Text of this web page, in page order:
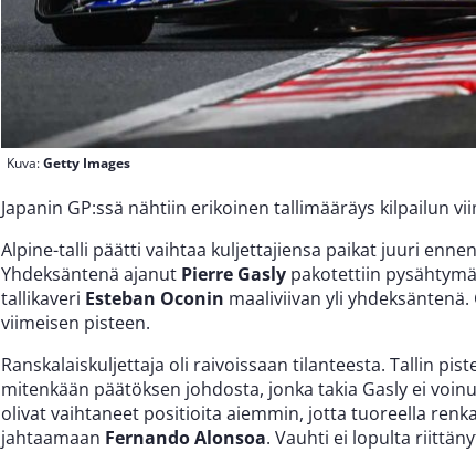
Kuva:Getty Images
Japanin GP:ssä nähtiin erikoinen tallimääräys kilpailun
Alpine-talli päätti vaihtaa kuljettajiensa paikat juuri
Yhdeksäntenä ajanut Pierre Gasly pakotettiin
tallikaveri Esteban Oconin maaliviivan yli
viimeisen pisteen.
Ranskalaiskuljettaja oli raivoissaan tilanteesta. Tallin
mitenkään päätöksen johdosta, jonka takia Gasly ei
olivat vaihtaneet positioita aiemmin, jotta tuoreella
jahtaamaan Fernando Alonsoa. Vauhti ei lopulta